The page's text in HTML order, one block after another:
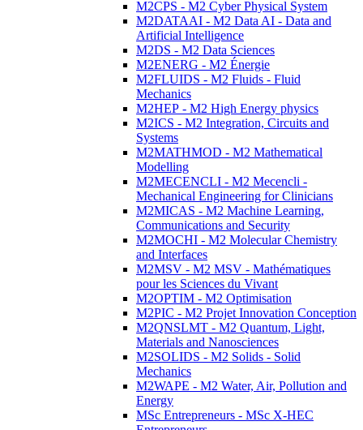
M2CPS - M2 Cyber Physical System
M2DATAAI - M2 Data AI - Data and
Artificial Intelligence
M2DS - M2 Data Sciences
M2ENERG - M2 Énergie
M2FLUIDS - M2 Fluids - Fluid
Mechanics
M2HEP - M2 High Energy physics
M2ICS - M2 Integration, Circuits and
Systems
M2MATHMOD - M2 Mathematical
Modelling
M2MECENCLI - M2 Mecencli -
Mechanical Engineering for Clinicians
M2MICAS - M2 Machine Learning,
Communications and Security
M2MOCHI - M2 Molecular Chemistry
and Interfaces
M2MSV - M2 MSV - Mathématiques
pour les Sciences du Vivant
M2OPTIM - M2 Optimisation
M2PIC - M2 Projet Innovation Conception
M2QNSLMT - M2 Quantum, Light,
Materials and Nanosciences
M2SOLIDS - M2 Solids - Solid
Mechanics
M2WAPE - M2 Water, Air, Pollution and
Energy
MSc Entrepreneurs - MSc X-HEC